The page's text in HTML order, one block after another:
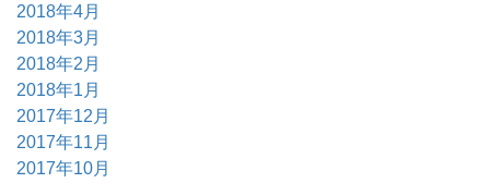
2018年4月
2018年3月
2018年2月
2018年1月
2017年12月
2017年11月
2017年10月